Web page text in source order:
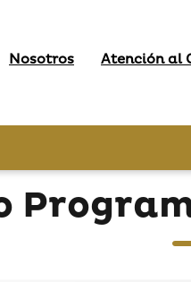
Nosotros Atención al